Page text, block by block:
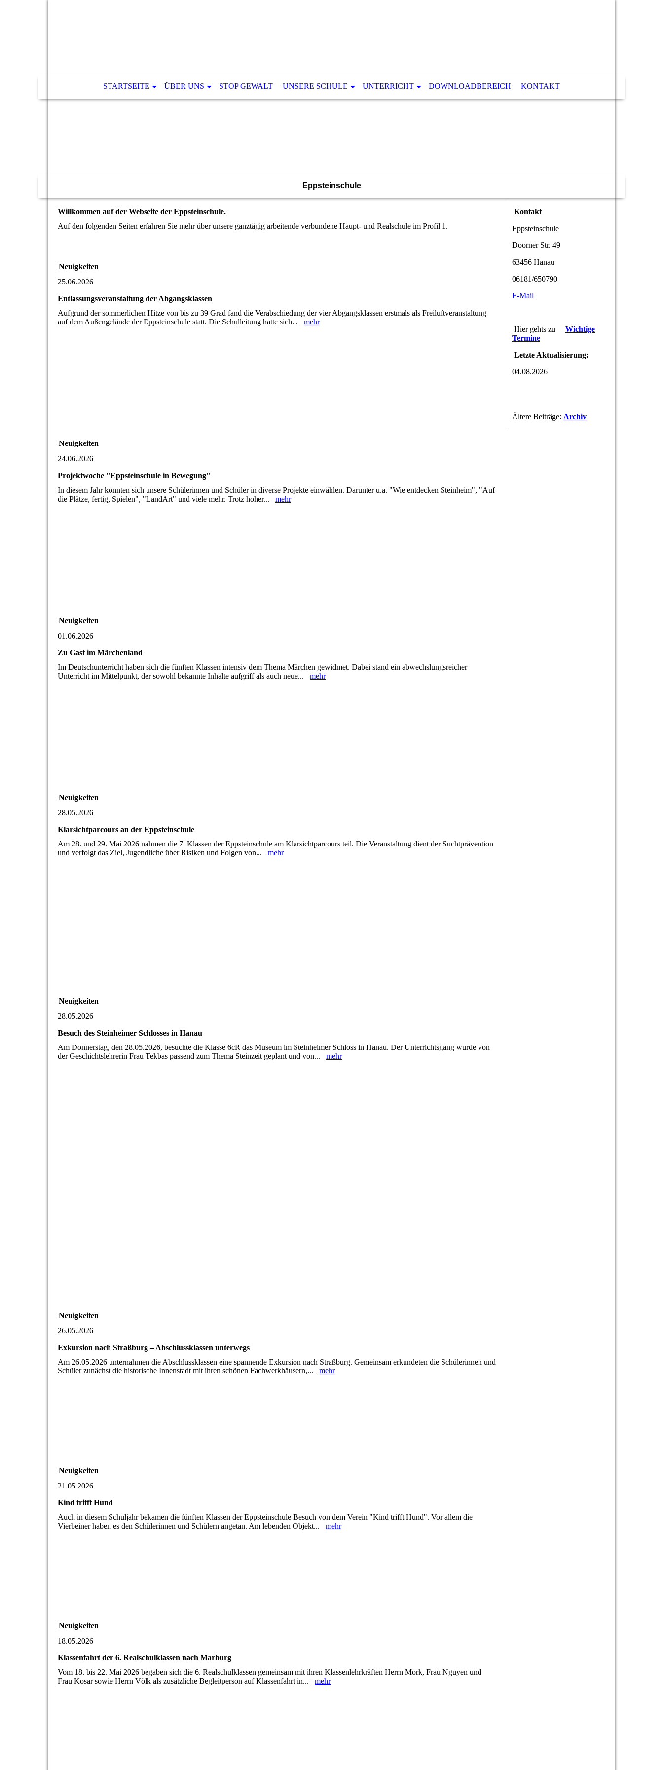
STARTSEITE ÜBER UNS STOP GEWALT UNSERE SCHULE UNTERRICHT DOWNLOADBEREICH KONTAKT
Eppsteinschule
Willkommen auf der Webseite der Eppsteinschule.
Auf den folgenden Seiten erfahren Sie mehr über unsere ganztägig arbeitende verbundene Haupt- und Realschule im Profil 1.
Neuigkeiten
25.06.2026
Entlassungsveranstaltung der Abgangsklassen
Aufgrund der sommerlichen Hitze von bis zu 39 Grad fand die Verabschiedung der vier Abgangsklassen erstmals als Freiluftveranstaltung
auf dem Außengelände der Eppsteinschule statt. Die Schulleitung hatte sich... mehr
Neuigkeiten
24.06.2026
Projektwoche "Eppsteinschule in Bewegung"
In diesem Jahr konnten sich unsere Schülerinnen und Schüler in diverse Projekte einwählen. Darunter u.a. "Wie entdecken Steinheim", "Auf
die Plätze, fertig, Spielen", "LandArt" und viele mehr. Trotz hoher... mehr
Neuigkeiten
01.06.2026
Zu Gast im Märchenland
Im Deutschunterricht haben sich die fünften Klassen intensiv dem Thema Märchen gewidmet. Dabei stand ein abwechslungsreicher
Unterricht im Mittelpunkt, der sowohl bekannte Inhalte aufgriff als auch neue... mehr
Neuigkeiten
28.05.2026
Klarsichtparcours an der Eppsteinschule
Am 28. und 29. Mai 2026 nahmen die 7. Klassen der Eppsteinschule am Klarsichtparcours teil. Die Veranstaltung dient der Suchtprävention
und verfolgt das Ziel, Jugendliche über Risiken und Folgen von... mehr
Neuigkeiten
28.05.2026
Besuch des Steinheimer Schlosses in Hanau
Am Donnerstag, den 28.05.2026, besuchte die Klasse 6cR das Museum im Steinheimer Schloss in Hanau. Der Unterrichtsgang wurde von
der Geschichtslehrerin Frau Tekbas passend zum Thema Steinzeit geplant und von... mehr
Neuigkeiten
26.05.2026
Exkursion nach Straßburg – Abschlussklassen unterwegs
Am 26.05.2026 unternahmen die Abschlussklassen eine spannende Exkursion nach Straßburg. Gemeinsam erkundeten die Schülerinnen und
Schüler zunächst die historische Innenstadt mit ihren schönen Fachwerkhäusern,... mehr
Neuigkeiten
21.05.2026
Kind trifft Hund
Auch in diesem Schuljahr bekamen die fünften Klassen der Eppsteinschule Besuch von dem Verein "Kind trifft Hund". Vor allem die
Vierbeiner haben es den Schülerinnen und Schülern angetan. Am lebenden Objekt... mehr
Neuigkeiten
18.05.2026
Klassenfahrt der 6. Realschulklassen nach Marburg
Vom 18. bis 22. Mai 2026 begaben sich die 6. Realschulklassen gemeinsam mit ihren Klassenlehrkräften Herrn Mork, Frau Nguyen und
Frau Kosar sowie Herrn Völk als zusätzliche Begleitperson auf Klassenfahrt in... mehr
Kontakt
Eppsteinschule
Doorner Str. 49
63456 Hanau
06181/650790
E-Mail
Hier gehts zu Wichtige
Termine
Letzte Aktualisierung:
04.08.2026
Ältere Beiträge: Archiv